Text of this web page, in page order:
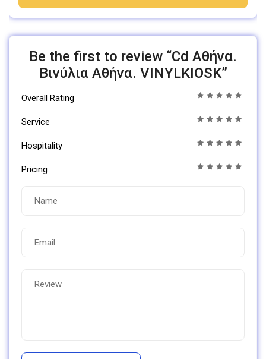
Be the first to review “Cd Αθήνα.
Βινύλια Αθήνα. VINYLKIOSK”
Overall Rating
Service
Hospitality
Pricing